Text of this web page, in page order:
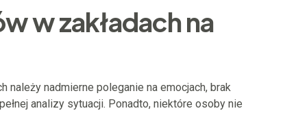
w zakładach na
należy nadmierne poleganie na emocjach, brak
analizy sytuacji. Ponadto, niektóre osoby nie